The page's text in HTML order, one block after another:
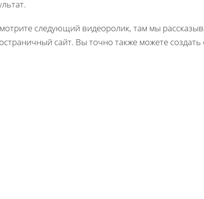
следующий видеоролик, там мы
сайт. Вы точно также можете создать